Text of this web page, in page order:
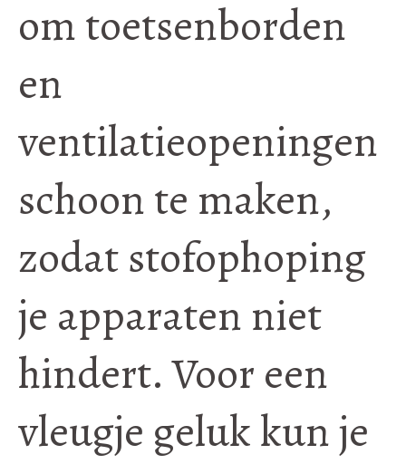
om toetsenborden
en
ventilatieopeningen
schoon te maken,
zodat stofophoping
je apparaten niet
hindert. Voor een
vleugje geluk kun je